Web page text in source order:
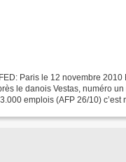
Paris le 12 novembre 2010
le danois Vestas, numéro
emplois (AFP 26/10) c’est